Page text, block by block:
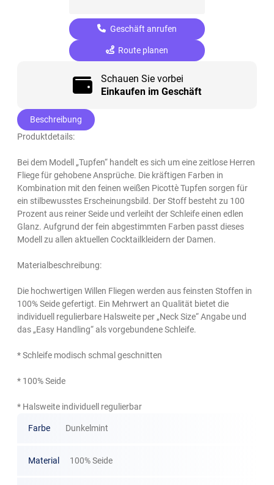
Geschäft anrufen
Route planen
Schauen Sie vorbei
Einkaufen im Geschäft
Beschreibung
Produktdetails:
Bei dem Modell „Tupfen“ handelt es sich um eine zeitlose Herren
Fliege für gehobene Ansprüche. Die kräftigen Farben in
Kombination mit den feinen weißen Picottè Tupfen sorgen für
ein stilbewusstes Erscheinungsbild. Der Stoff besteht zu 100
Prozent aus reiner Seide und verleiht der Schleife einen edlen
Glanz. Aufgrund der fein abgestimmten Farben passt dieses
Modell zu allen aktuellen Cocktailkleidern der Damen.
Materialbeschreibung:
Die hochwertigen Willen Fliegen werden aus feinsten Stoffen in
100% Seide gefertigt. Ein Mehrwert an Qualität bietet die
individuell regulierbare Halsweite per „Neck Size“ Angabe und
das „Easy Handling“ als vorgebundene Schleife.
* Schleife modisch schmal geschnitten
* 100% Seide
* Halsweite individuell regulierbar
Farbe Dunkelmint
Material 100% Seide